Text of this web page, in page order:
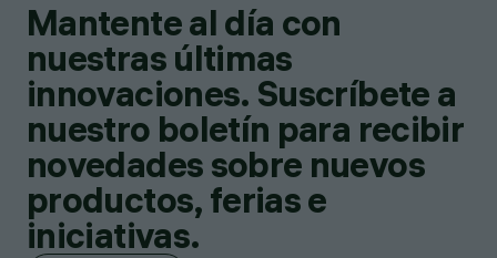
Mantente al día con
nuestras últimas
innovaciones. Suscríbete a
nuestro boletín para recibir
novedades sobre nuevos
productos, ferias e
iniciativas.